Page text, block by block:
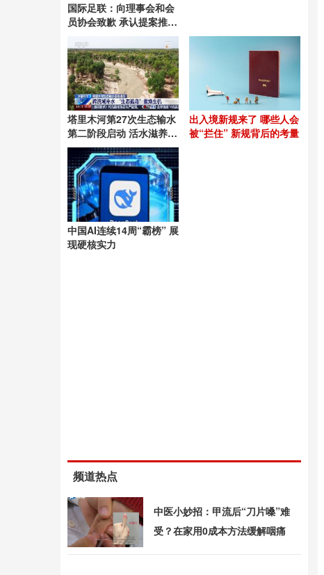
国际足联：向理事会和会
员协会致歉 承认提案推进
塔里木河第27次生态输水
第二阶段启动 活水滋养绿
洲
出入境新规来了 哪些人会
被“拦住” 新规背后的考量
中国AI连续14周“霸榜” 展
现硬核实力
频道热点
中医小妙招：甲流后“刀片嗓”难
受？在家用0成本方法缓解咽痛